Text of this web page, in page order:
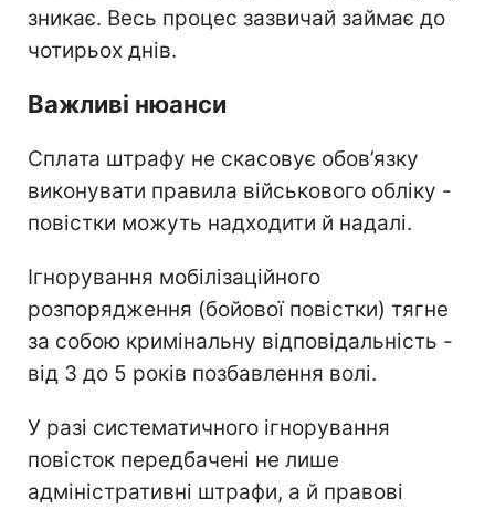
зникає. Весь процес зазвичай займає до
чотирьох днів.
Важливі нюанси
Сплата штрафу не скасовує обов’язку
виконувати правила військового обліку -
повістки можуть надходити й надалі.
Ігнорування мобілізаційного
розпорядження (бойової повістки) тягне
за собою кримінальну відповідальність -
від 3 до 5 років позбавлення волі.
У разі систематичного ігнорування
повісток передбачені не лише
адміністративні штрафи, а й правові